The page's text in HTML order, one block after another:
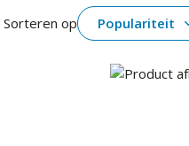
Sorteren op Populariteit